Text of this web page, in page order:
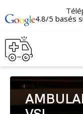
4.8/5 basés